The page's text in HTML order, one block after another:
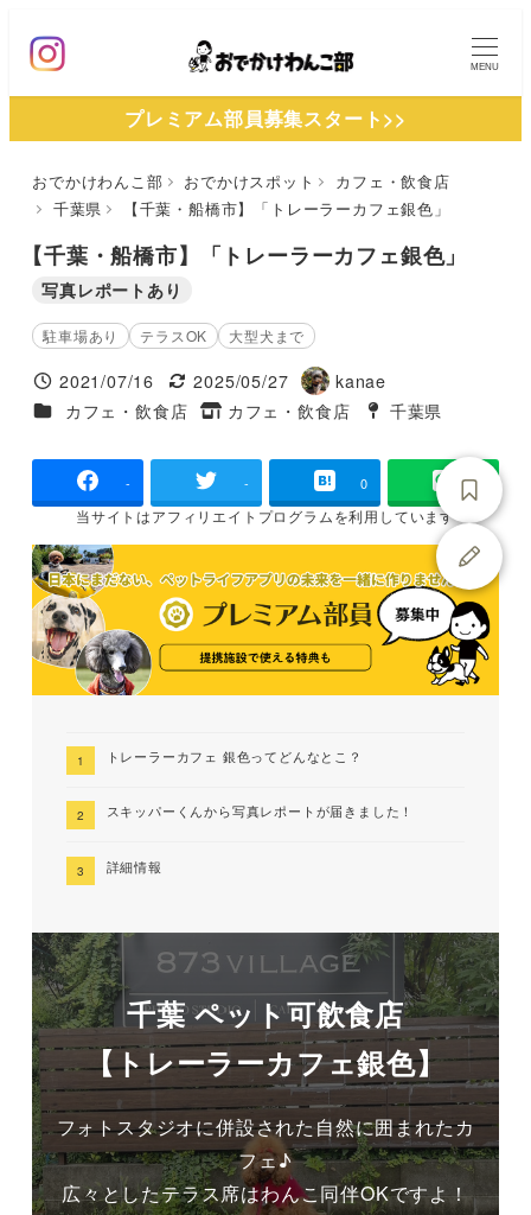
ン
MENU
プレミアム部員募集スタート>>
おでかけわんこ部 おでかけスポット
カフェ・飲食店
千葉県
【千葉・船橋市】「トレーラーカフェ銀色」
【千葉・船橋市】「トレーラーカフェ銀色」
写真レポートあり
駐車場あり テラスOK 大型犬まで
投稿日
2021/07/16
更新日
2025/05/27
著
者
kanae
施設ジャンル
カフェ・飲食店
タグ
カフェ・飲食店
タグ
千葉県
- - 0
当サイトはアフィリエイトプログラムを利用しています
トレーラーカフェ 銀色ってどんなとこ？
スキッパーくんから写真レポートが届きました！
詳細情報
千葉 ペット可飲食店
【トレーラーカフェ銀色】
フォトスタジオに併設された自然に囲まれたカ
フェ♪
広々としたテラス席はわんこ同伴OKですよ！